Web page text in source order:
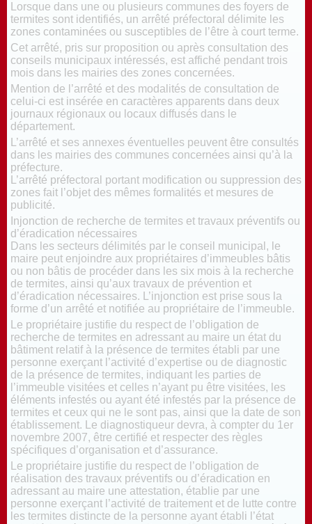
Lorsque dans une ou plusieurs communes des foyers de
termites sont identifiés, un arrêté préfectoral délimite les
zones contaminées ou susceptibles de l’être à court terme.
Cet arrêté, pris sur proposition ou après consultation des
conseils municipaux intéressés, est affiché pendant trois
mois dans les mairies des zones concernées.
Mention de l’arrêté et des modalités de consultation de
celui-ci est insérée en caractères apparents dans deux
journaux régionaux ou locaux diffusés dans le
département.
L’arrêté et ses annexes éventuelles peuvent être consultés
dans les mairies des communes concernées ainsi qu’à la
préfecture.
L’arrêté préfectoral portant modification ou suppression des
zones fait l’objet des mêmes formalités et mesures de
publicité.
Injonction de recherche de termites et travaux préventifs ou
d’éradication nécessaires
Dans les secteurs délimités par le conseil municipal, le
maire peut enjoindre aux propriétaires d’immeubles bâtis
ou non bâtis de procéder dans les six mois à la recherche
de termites, ainsi qu’aux travaux de prévention et
d’éradication nécessaires. L’injonction est prise sous la
forme d’un arrêté et notifiée au propriétaire de l’immeuble.
Le propriétaire justifie du respect de l’obligation de
recherche de termites en adressant au maire un état du
bâtiment relatif à la présence de termites établi par une
personne exerçant l’activité d’expertise ou de diagnostic
de la présence de termites, indiquant les parties de
l’immeuble visitées et celles n’ayant pu être visitées, les
éléments infestés ou ayant été infestés par la présence de
termites et ceux qui ne le sont pas, ainsi que la date de son
établissement. Le diagnostiqueur devra, à compter du 1er
novembre 2007, être certifié et respecter des règles
spécifiques d’organisation et d’assurance.
Le propriétaire justifie du respect de l’obligation de
réalisation des travaux préventifs ou d’éradication en
adressant au maire une attestation, établie par une
personne exerçant l’activité de traitement et de lutte contre
les termites distincte de la personne ayant établi l’état